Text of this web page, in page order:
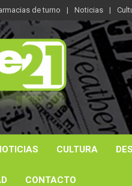
de turno Noticias
CULTURA
CONTACTO